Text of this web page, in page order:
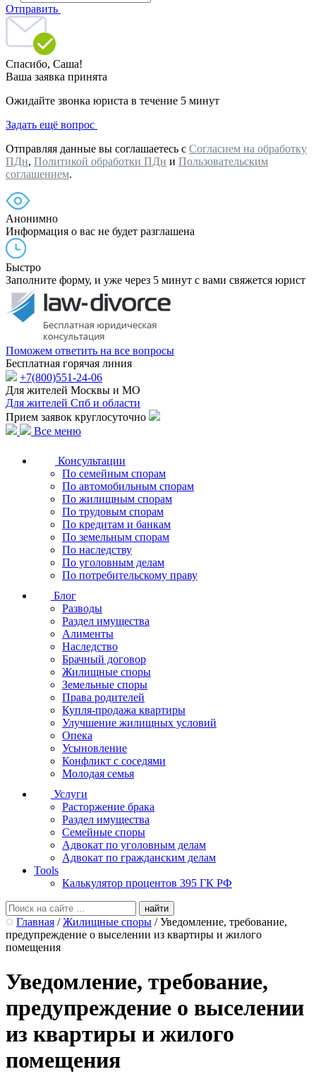
Отправить
Спасибо, Саша!
Ваша заявка принята
Ожидайте звонка юриста в течение 5 минут
Задать ещё вопрос
Отправляя данные вы соглашаетесь с Согласием на обработку
ПДн, Политикой обработки ПДн и Пользовательским
соглашением.
Анонимно
Информация о вас не будет разглашена
Быстро
Заполните форму, и уже через 5 минут с вами свяжется юрист
Поможем ответить на все вопросы
Бесплатная горячая линия
+7(800)551-24-06
Для жителей Москвы и МО
Для жителей Спб и области
Прием заявок круглосуточно
Все меню
Консультации
По семейным спорам
По автомобильным спорам
По жилищным спорам
По трудовым спорам
По кредитам и банкам
По земельным спорам
По наследству
По уголовным делам
По потребительскому праву
Блог
Разводы
Раздел имущества
Алименты
Наследство
Брачный договор
Жилищные споры
Земельные споры
Права родителей
Купля-продажа квартиры
Улучшение жилищных условий
Опека
Усыновление
Конфликт с соседями
Молодая семья
Услуги
Расторжение брака
Раздел имущества
Семейные споры
Адвокат по уголовным делам
Адвокат по гражданским делам
Tools
Калькулятор процентов 395 ГК РФ
Главная / Жилищные споры / Уведомление, требование,
предупреждение о выселении из квартиры и жилого
помещения
Уведомление, требование,
предупреждение о выселении
из квартиры и жилого
помещения